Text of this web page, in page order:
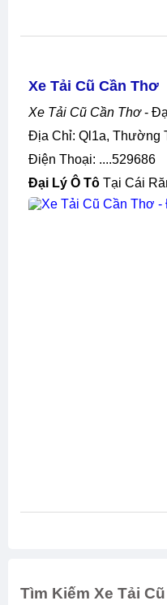
Xe Tải Cũ Cần Thơ
Xe Tải Cũ Cần Thơ-
Địa Chỉ: Ql1a,
Điện Thoại: ....529686
Đại Lý Ô Tô Tại Cái
Tìm Kiếm Xe Tải